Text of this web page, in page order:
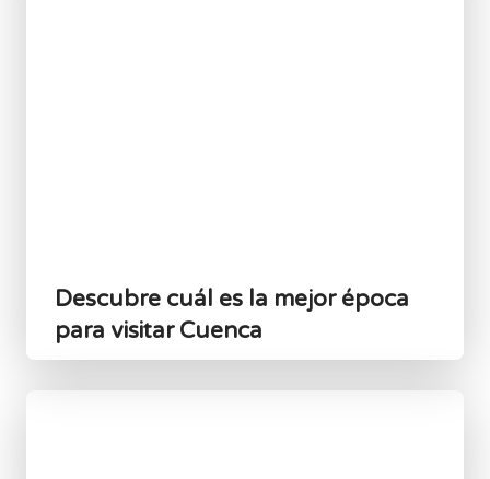
Descubre cuál es la mejor época
para visitar Cuenca